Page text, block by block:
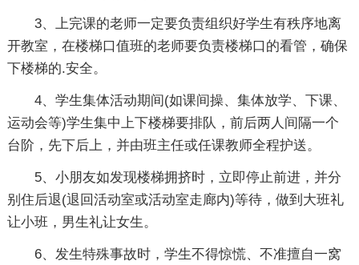
3、上完课的老师一定要负责组织好学生有秩序地离
开教室，在楼梯口值班的老师要负责楼梯口的看管，确保
下楼梯的.安全。
4、学生集体活动期间(如课间操、集体放学、下课、
运动会等)学生集中上下楼梯要排队，前后两人间隔一个
台阶，先下后上，并由班主任或任课教师全程护送。
5、小朋友如发现楼梯拥挤时，立即停止前进，并分
别住后退(退回活动室或活动室走廊内)等待，做到大班礼
让小班，男生礼让女生。
6、发生特殊事故时，学生不得惊慌、不准擅自一窝